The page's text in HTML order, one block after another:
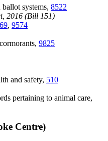
systems, 8522
2016 (Bill 151)
, 9574
9825
and safety, 510
pertaining to animal care,
Centre)